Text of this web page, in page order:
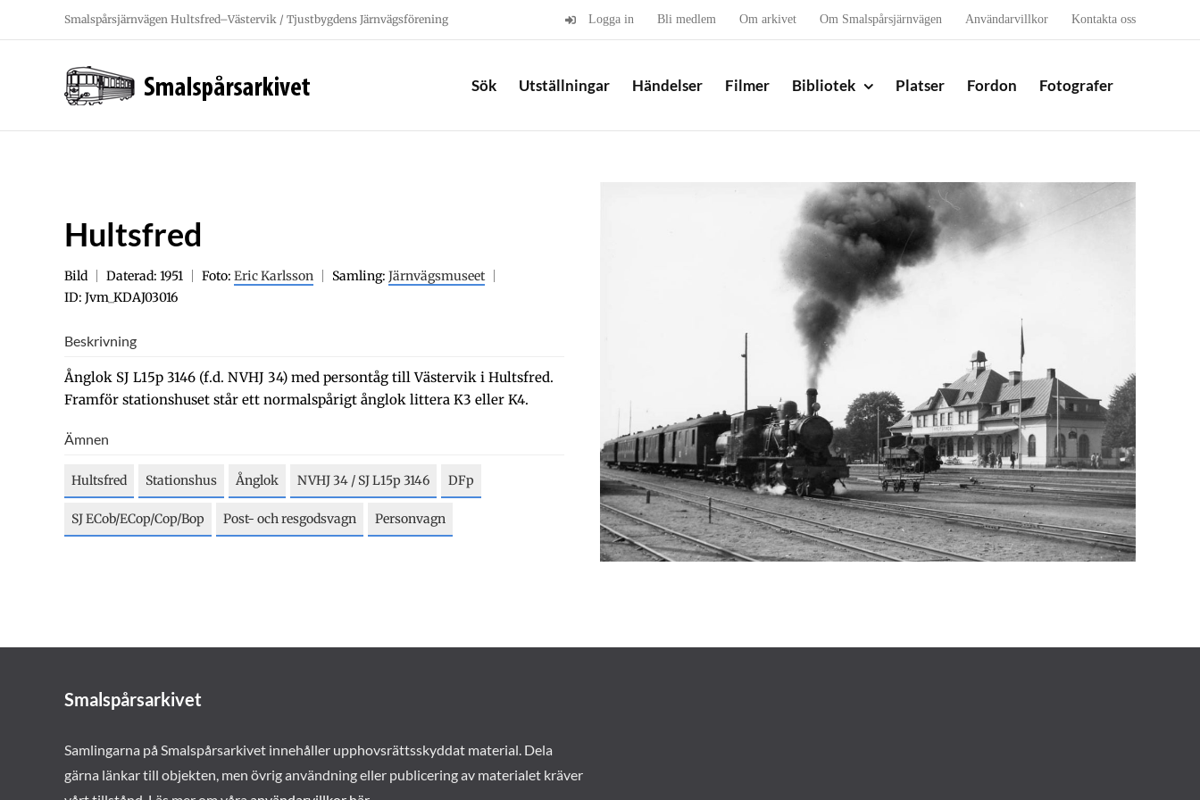
Smalspårsjärnvägen Hultsfred–Västervik / Tjustbygdens Järnvägsförening Logga in Bli medlem Om arkivet Om Smalspårsjärnvägen Användarvillkor Kontakta oss
Sök Utställningar Händelser Filmer Bibliotek Platser Fordon Fotografer
Hultsfred
Bild Daterad: 1951 Foto: Eric Karlsson Samling: Järnvägsmuseet
ID: Jvm_KDAJ03016
Beskrivning
Ånglok SJ L15p 3146 (f.d. NVHJ 34) med persontåg till Västervik i Hultsfred.
Framför stationshuset står ett normalspårigt ånglok littera K3 eller K4.
Ämnen
Hultsfred Stationshus Ånglok NVHJ 34 / SJ L15p 3146 DFp
SJ ECob/ECop/Cop/Bop Post- och resgodsvagn Personvagn
Smalspårsarkivet
Samlingarna på Smalspårsarkivet innehåller upphovsrättsskyddat material. Dela
gärna länkar till objekten, men övrig användning eller publicering av materialet kräver